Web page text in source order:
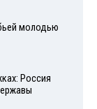
молодью
Россия